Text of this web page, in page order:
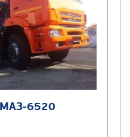
6520